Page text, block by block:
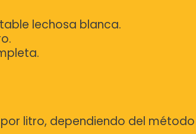
lechosa blanca.
litro, dependiendo del